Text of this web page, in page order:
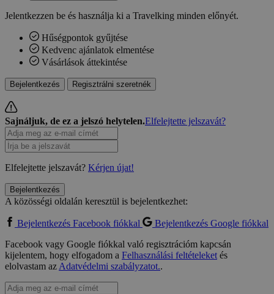
Jelentkezzen be és használja ki a Travelking minden előnyét.
Hűségpontok gyűjtése
Kedvenc ajánlatok elmentése
Vásárlások áttekintése
Bejelentkezés Regisztrálni szeretnék
Sajnáljuk, de ez a jelszó helytelen.Elfelejtette jelszavát?
Elfelejtette jelszavát? Kérjen újat!
Bejelentkezés
A közösségi oldalán keresztül is bejelentkezhet:
Bejelentkezés Facebook fiókkal
Bejelentkezés Google fiókkal
Facebook vagy Google fiókkal való regisztrációm kapcsán
kijelentem, hogy elfogadom a Felhasználási feltételeketés
elolvastam azAdatvédelmi szabályzatot..